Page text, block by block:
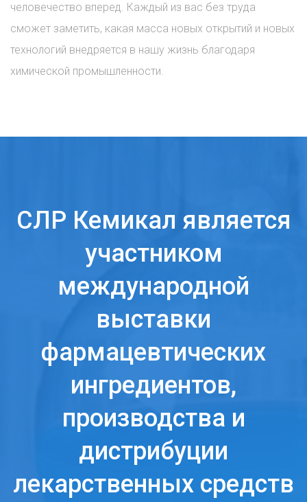
человечество вперед. Каждый из вас без труда
сможет заметить, какая масса новых открытий и новых
технологий внедряется в нашу жизнь благодаря
химической промышленности.
СЛР Кемикал является
участником
международной
выставки
фармацевтических
ингредиентов,
производства и
дистрибуции
лекарственных средств